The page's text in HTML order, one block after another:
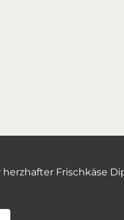
Frischkäse